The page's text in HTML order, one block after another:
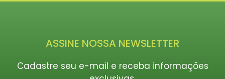
ASSINE NOSSA NEWSLETTER
Cadastre seu e-mail e receba informações